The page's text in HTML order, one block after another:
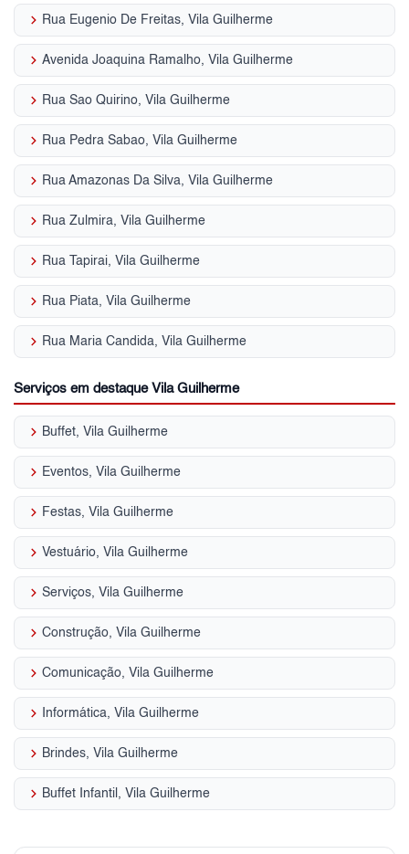
keyboard_arrow_right Rua Eugenio De Freitas, Vila Guilherme
keyboard_arrow_right Avenida Joaquina Ramalho, Vila Guilherme
keyboard_arrow_right Rua Sao Quirino, Vila Guilherme
keyboard_arrow_right Rua Pedra Sabao, Vila Guilherme
keyboard_arrow_right Rua Amazonas Da Silva, Vila Guilherme
keyboard_arrow_right Rua Zulmira, Vila Guilherme
keyboard_arrow_right Rua Tapirai, Vila Guilherme
keyboard_arrow_right Rua Piata, Vila Guilherme
keyboard_arrow_right Rua Maria Candida, Vila Guilherme
Serviços em destaque Vila Guilherme
keyboard_arrow_right Buffet, Vila Guilherme
keyboard_arrow_right Eventos, Vila Guilherme
keyboard_arrow_right Festas, Vila Guilherme
keyboard_arrow_right Vestuário, Vila Guilherme
keyboard_arrow_right Serviços, Vila Guilherme
keyboard_arrow_right Construção, Vila Guilherme
keyboard_arrow_right Comunicação, Vila Guilherme
keyboard_arrow_right Informática, Vila Guilherme
keyboard_arrow_right Brindes, Vila Guilherme
keyboard_arrow_right Buffet Infantil, Vila Guilherme